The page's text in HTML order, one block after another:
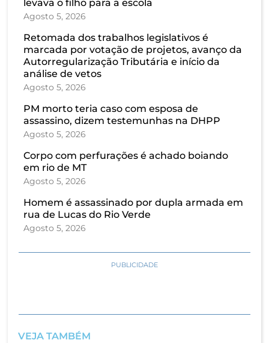
levava o filho para a escola
Agosto 5, 2026
Retomada dos trabalhos legislativos é
marcada por votação de projetos, avanço da
Autorregularização Tributária e início da
análise de vetos
Agosto 5, 2026
PM morto teria caso com esposa de
assassino, dizem testemunhas na DHPP
Agosto 5, 2026
Corpo com perfurações é achado boiando
em rio de MT
Agosto 5, 2026
Homem é assassinado por dupla armada em
rua de Lucas do Rio Verde
Agosto 5, 2026
PUBLICIDADE
VEJA TAMBÉM